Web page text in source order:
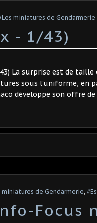
miniatures de Gendarmerie
- 1/43)
La surprise est de
sous l’uniforme, en
développe son offre
miniatures de Gendarmerie,
Focus